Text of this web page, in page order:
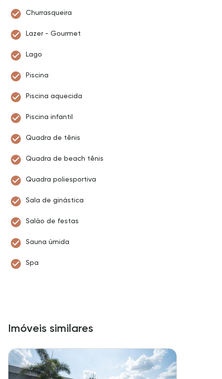
Churrasqueira
Lazer - Gourmet
Lago
Piscina
Piscina aquecida
Piscina infantil
Quadra de tênis
Quadra de beach tênis
Quadra poliesportiva
Sala de ginástica
Salão de festas
Sauna úmida
Spa
Imóveis similares